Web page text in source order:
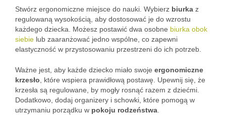
Stwórz ergonomiczne miejsce do nauki. Wybierz biurka z
regulowaną wysokością, aby dostosować je do wzrostu
każdego dziecka. Możesz postawić dwa osobne biurka obok
siebie lub zaaranżować jedno wspólne, co zapewni
elastyczność w przystosowaniu przestrzeni do ich potrzeb.
Ważne jest, aby każde dziecko miało swoje ergonomiczne
krzesło , które wspiera prawidłową postawę. Upewnij się, że
krzesła są regulowane, by mogły rosnąć razem z dziećmi.
Dodatkowo, dodaj organizery i schowki, które pomogą w
utrzymaniu porządku w pokoju rodzeństwa